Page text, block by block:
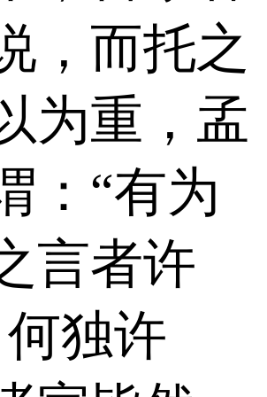
，而托之
为重，孟
：“有为
言者许
独许